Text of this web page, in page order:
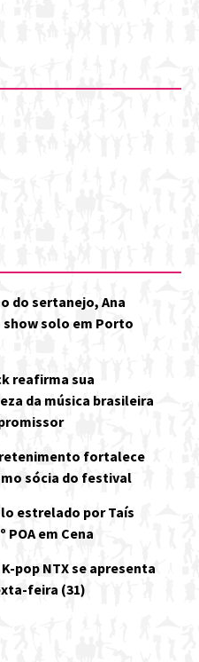
do sertanejo, Ana
solo em Porto
reafirma sua
da música brasileira
fortalece
sócia do festival
estrelado por Taís
POA em Cena
pop NTX se apresenta
feira (31)